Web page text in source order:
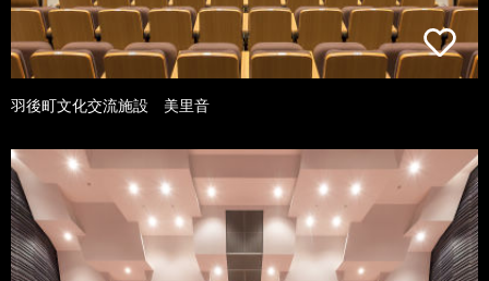
羽後町文化交流施設 美里音